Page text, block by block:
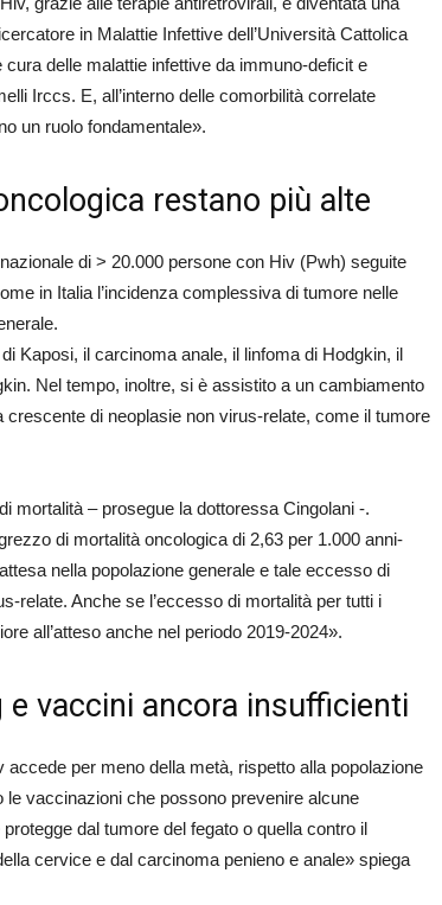
in Malattie Infettive dell’Università Cattolica
delle malattie infettive da immuno-deficit e
Irccs. E, all’interno delle comorbilità correlate
un ruolo fondamentale».
restano più alte
di > 20.000 persone con Hiv (Pwh) seguite
in Italia l’incidenza complessiva di tumore nelle
Kaposi, il carcinoma anale, il linfoma di Hodgkin, il
Nel tempo, inoltre, si è assistito a un cambiamento
di neoplasie non virus-relate, come il tumore
mortalità – prosegue la dottoressa Cingolani -.
di mortalità oncologica di 2,63 per 1.000 anni-
nella popolazione generale e tale eccesso di
relate. Anche se l’eccesso di mortalità per tutti i
all’atteso anche nel periodo 2019-2024».
vaccini ancora insufficienti
per meno della metà, rispetto alla popolazione
vaccinazioni che possono prevenire alcune
dal tumore del fegato o quella contro il
cervice e dal carcinoma penieno e anale» spiega